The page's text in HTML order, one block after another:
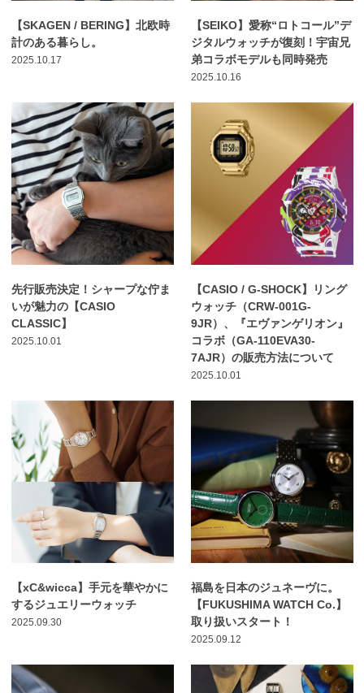
【SKAGEN / BERING】北欧時
計のある暮らし。
2025.10.17
【SEIKO】愛称“ロトコール”デ
ジタルウォッチが復刻！宇宙兄
弟コラボモデルも同時発売
2025.10.16
先行販売決定！シャープな佇ま
いが魅力の【CASIO
CLASSIC】
2025.10.01
【CASIO / G-SHOCK】リング
ウォッチ（CRW-001G-
9JR）、『エヴァンゲリオン』
コラボ（GA-110EVA30-
7AJR）の販売方法について
2025.10.01
【xC&wicca】手元を華やかに
するジュエリーウォッチ
2025.09.30
福島を日本のジュネーヴに。
【FUKUSHIMA WATCH Co.】
取り扱いスタート！
2025.09.12